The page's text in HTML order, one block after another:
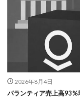
2026年8月4日
パランティア売上高